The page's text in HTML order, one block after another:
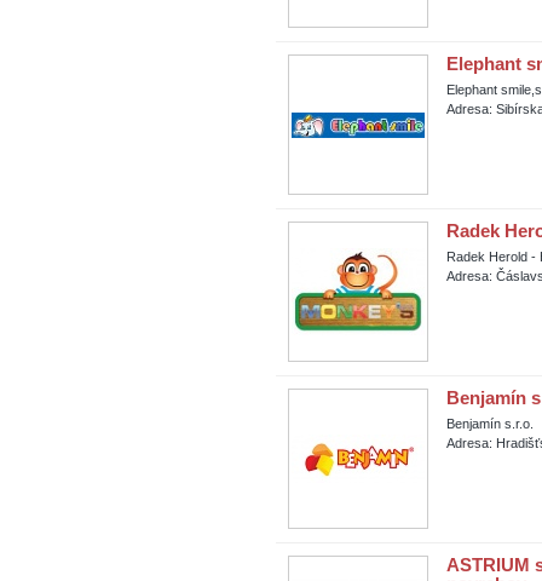
Elephant
Elephant
Adresa:
Radek
Radek Herold -
Adresa:
Benjamín
Benjamín s.r.o.
Adresa:
ASTRIUM